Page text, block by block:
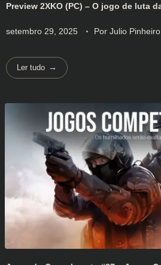
Preview 2XKO (PC) – O jogo de luta
setembro 29, 2025 Por Julio Pinheiro
Ler tudo